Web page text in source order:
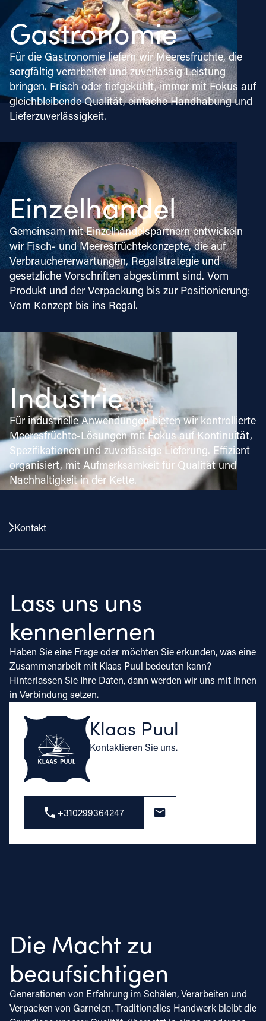
Gastronomie
Für die Gastronomie liefern wir Meeresfrüchte, die
sorgfältig verarbeitet und zuverlässig Leistung
bringen. Frisch oder tiefgekühlt, immer mit Fokus auf
gleichbleibende Qualität, einfache Handhabung und
Lieferzuverlässigkeit.
Einzelhandel
Gemeinsam mit Einzelhandelspartnern entwickeln
wir Fisch- und Meeresfrüchtekonzepte, die auf
Verbrauchererwartungen, Regalstrategie und
gesetzliche Vorschriften abgestimmt sind. Vom
Produkt und der Verpackung bis zur Positionierung:
Vom Konzept bis ins Regal.
Industrie
Für industrielle Anwendungen bieten wir kontrollierte
Meeresfrüchte-Lösungen mit Fokus auf Kontinuität,
Spezifikationen und zuverlässige Lieferung. Effizient
organisiert, mit Aufmerksamkeit für Qualität und
Nachhaltigkeit in der Kette.
Kontakt
Lass uns uns
kennenlernen
Haben Sie eine Frage oder möchten Sie erkunden, was eine
Zusammenarbeit mit Klaas Puul bedeuten kann?
Hinterlassen Sie Ihre Daten, dann werden wir uns mit Ihnen
in Verbindung setzen.
Klaas Puul
Kontaktieren Sie uns.
+310299364247
Die Macht zu
beaufsichtigen
Generationen von Erfahrung im Schälen, Verarbeiten und
Verpacken von Garnelen. Traditionelles Handwerk bleibt die